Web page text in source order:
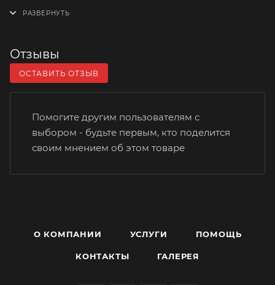
Отзывы
ОСТАВИТЬ ОТЗЫВ
Помогите другим пользователям с
выбором - будьте первым, кто поделится
своим мнением об этом товаре
О КОМПАНИИ УСЛУГИ ПОМОЩЬ
КОНТАКТЫ ГАЛЕРЕЯ